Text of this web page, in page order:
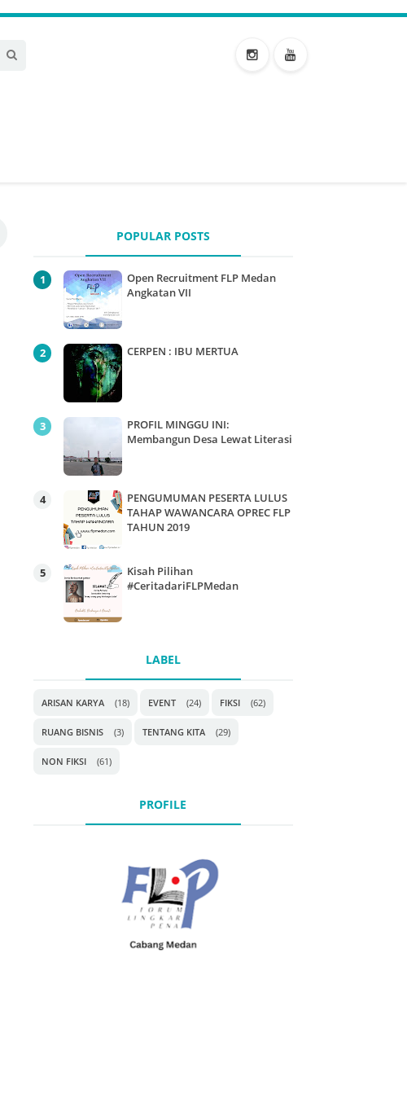
POPULAR POSTS
Open Recruitment FLP Medan
Angkatan VII
CERPEN : IBU MERTUA
PROFIL MINGGU INI:
Membangun Desa Lewat Literasi
PENGUMUMAN PESERTA LULUS
TAHAP WAWANCARA OPREC FLP
TAHUN 2019
Kisah Pilihan
#CeritadariFLPMedan
LABEL
ARISAN KARYA (18) EVENT (24) FIKSI (62)
RUANG BISNIS (3) TENTANG KITA (29)
NON FIKSI (61)
PROFILE